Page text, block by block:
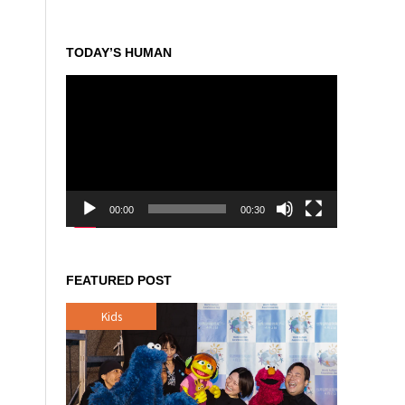
TODAY’S HUMAN
00:00 00:30
FEATURED POST
Kids